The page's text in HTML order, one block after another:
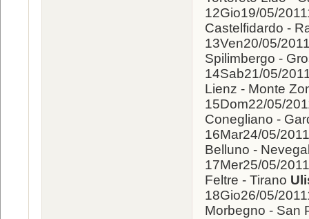
12Gio19/05/
Castelfidardo -
13Ven20/05/
Spilimbergo -
14Sab21/05/
Lienz - Monte
15Dom22/05/
Conegliano -
16Mar24/05/
Belluno -
17Mer25/05/
Feltre - Tirano
18Gio26/05/
Morbegno - San